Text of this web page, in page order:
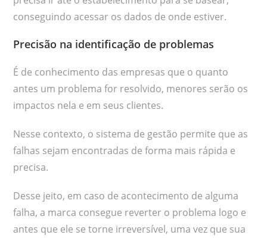
conseguindo acessar os dados de onde estiver.
Precisão na identificação de problemas
É de conhecimento das empresas que o quanto
antes um problema for resolvido, menores serão os
impactos nela e em seus clientes.
Nesse contexto, o sistema de gestão permite que as
falhas sejam encontradas de forma mais rápida e
precisa.
Desse jeito, em caso de acontecimento de alguma
falha, a marca consegue reverter o problema logo e
antes que ele se torne irreversível, uma vez que sua